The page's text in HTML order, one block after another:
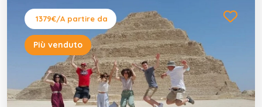
1379€/A partire da
Più venduto